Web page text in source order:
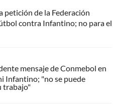
petición de la Federación
contra Infantino; no para el
mensaje de Conmebol en
Infantino; "no se puede
trabajo"